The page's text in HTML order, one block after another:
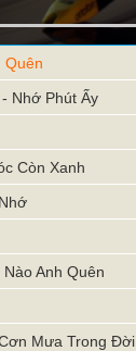
Quên
Nhớ Phút Ấy
Còn Xanh
Anh Quên
Mưa Trong Đời